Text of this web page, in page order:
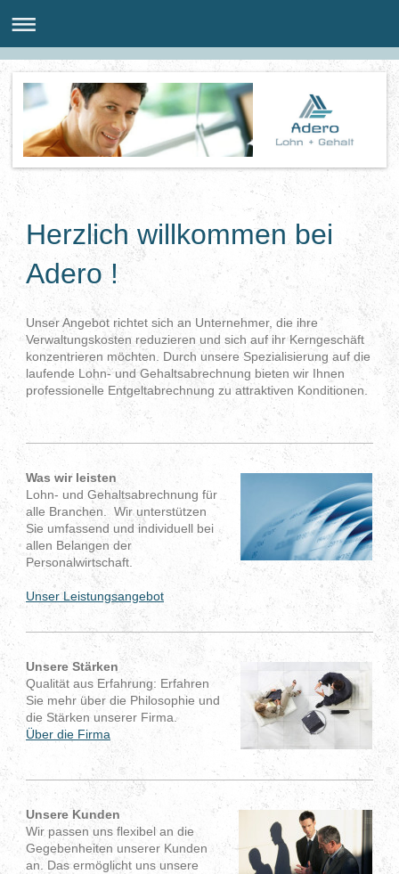
Herzlich willkommen bei
Adero !
Unser Angebot richtet sich an Unternehmer, die ihre
Verwaltungskosten reduzieren und sich auf ihr Kerngeschäft
konzentrieren möchten. Durch unsere Spezialisierung auf die
laufende Lohn- und Gehaltsabrechnung bieten wir Ihnen
professionelle Entgeltabrechnung zu attraktiven Konditionen.
Was wir leisten
Lohn- und Gehaltsabrechnung für
alle Branchen. Wir unterstützen
Sie umfassend und individuell bei
allen Belangen der
Personalwirtschaft.
Unser Leistungsangebot
Unsere Stärken
Qualität aus Erfahrung: Erfahren
Sie mehr über die Philosophie und
die Stärken unserer Firma.
Über die Firma
Unsere Kunden
Wir passen uns flexibel an die
Gegebenheiten unserer Kunden
an. Das ermöglicht uns unsere